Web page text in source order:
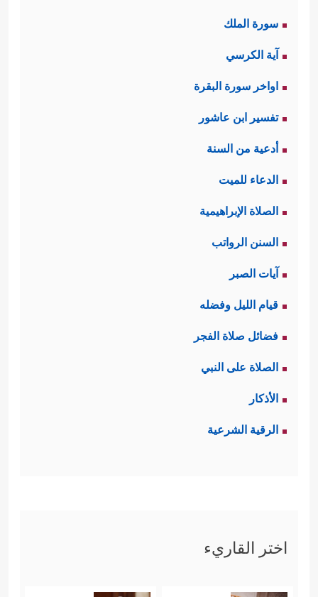
سورة الملك
آية الكرسي
اواخر سورة البقرة
تفسير ابن عاشور
أدعية من السنة
الدعاء للميت
الصلاة الإبراهيمية
السنن الرواتب
آيات الصبر
قيام الليل وفضله
فضائل صلاة الفجر
الصلاة على النبي
الأذكار
الرقية الشرعية
اختر القاريء